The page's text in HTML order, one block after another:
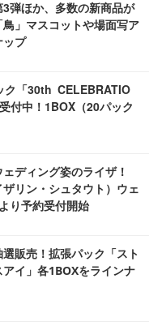
3弾ほか、多数の新商品が
」マスコットや場面写ア
ップ
ク「30th CELEBRATIO
付中！1BOX（20パック
ディング姿のライザ！
リン・シュタウト）ウェ
り予約受付開始
販売！拡張パック「スト
イ」各1BOXをラインナ